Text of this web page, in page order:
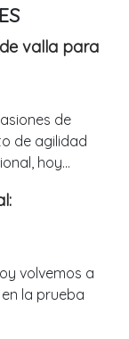
valla para
de
de agilidad
hoy...
volvemos a
la prueba